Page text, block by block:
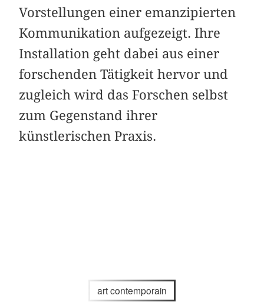
Vorstellungen einer emanzipierten
Kommunikation aufgezeigt. Ihre
Installation geht dabei aus einer
forschenden Tätigkeit hervor und
zugleich wird das Forschen selbst
zum Gegenstand ihrer
künstlerischen Praxis.
art contemporain